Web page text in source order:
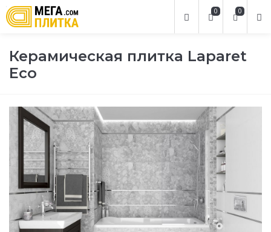
0
0
Керамическая плитка Laparet
Eco